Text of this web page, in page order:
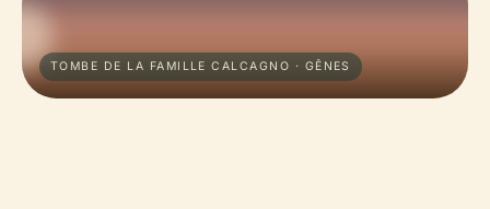
TOMBE DE LA FAMILLE CALCAGNO · GÊNES